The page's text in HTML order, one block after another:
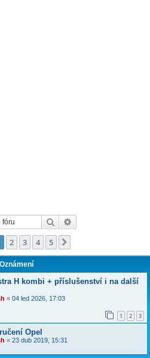
Hledat
2 3 4 5
Oznámení
H kombi + příslušenství i na další
« 04 led 2026, 17:03
1 2 3
Opel
« 23 dub 2019, 15:31